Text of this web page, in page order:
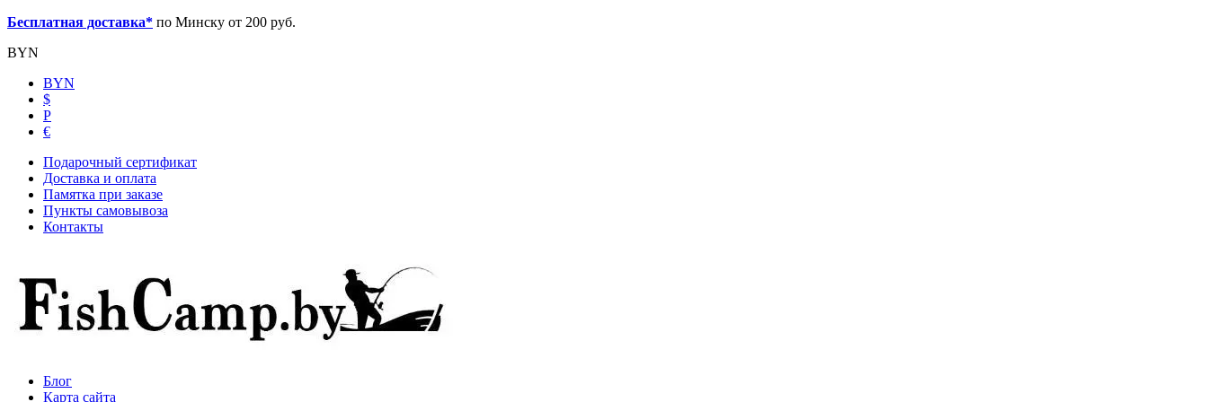
Бесплатная доставка* по Минску от 200 руб.
BYN
BYN
$
Р
€
Подарочный сертификат
Доставка и оплата
Памятка при заказе
Пункты самовывоза
Контакты
Блог
Карта сайта